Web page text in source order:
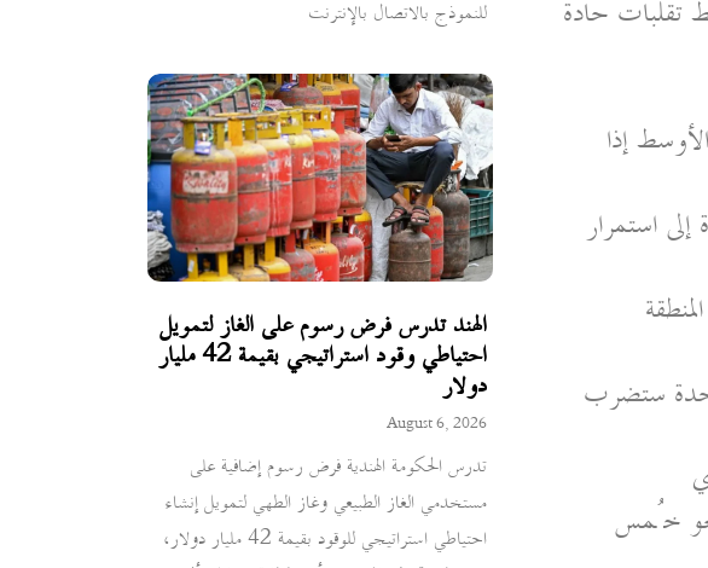
للنموذج بالاتصال بالإنترنت
الهند تدرس فرض رسوم على الغاز لتمويل
احتياطي وقود استراتيجي بقيمة 42 مليار
دولار
August 6, 2026
تدرس الحكومة الهندية فرض رسوم إضافية على
مستخدمي الغاز الطبيعي وغاز الطهي لتمويل إنشاء
احتياطي استراتيجي للوقود بقيمة 42 مليار دولار،
تقلبات حادة
إذا
استمرار
ستضرب
نحو خُمس